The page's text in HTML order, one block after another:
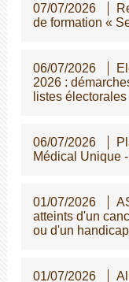
07/07/2026
de formation «
06/07/2026
2026 :
listes électorales
06/07/2026
Médical Unique
01/07/2026
atteints d'un
ou d'un handicap
01/07/2026